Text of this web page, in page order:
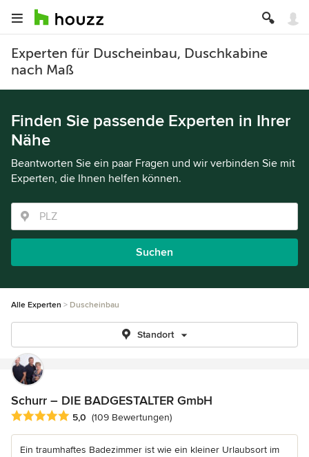
Experten für Duscheinbau, Duschkabine
nach Maß
Finden Sie passende Experten in Ihrer
Nähe
Beantworten Sie ein paar Fragen und wir verbinden Sie mit
Experten, die Ihnen helfen können.
Suchen
Alle Experten Duscheinbau
Standort
Schurr – DIE BADGESTALTER GmbH
Durchschnittliche Bewertung: 5 von 5 Sternen
5,0 (109 Bewertungen)
Ein traumhaftes Badezimmer ist wie ein kleiner Urlaubsort im